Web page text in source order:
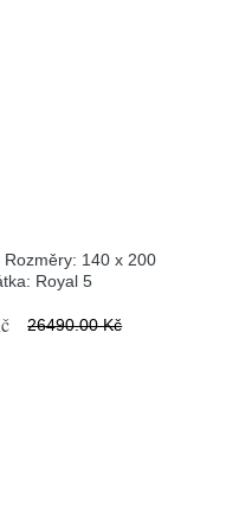
Rozměry: 140 x 200
Royal 5
26490.00 Kč